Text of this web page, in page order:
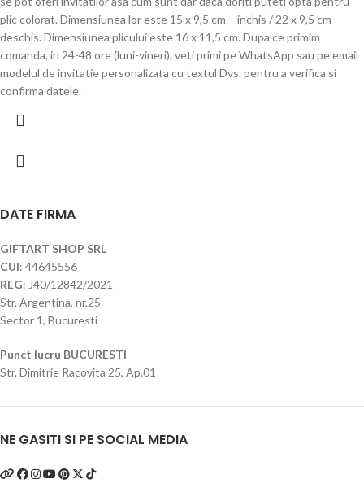
plic colorat. Dimensiunea lor este 15 x 9,5 cm – inchis / 22 x 9,5 cm
deschis. Dimensiunea plicului este 16 x 11,5 cm. Dupa ce primim
comanda, in 24-48 ore (luni-vineri), veti primi pe WhatsApp sau pe email
modelul de invitatie personalizata cu textul Dvs. pentru a verifica si
confirma datele.
DATE FIRMA
GIFTART SHOP SRL
CUI: 44645556
REG: J40/12842/2021
Str. Argentina, nr.25
Sector 1, Bucuresti
Punct lucru BUCURESTI
Str. Dimitrie Racovita 25, Ap.01
NE GASITI SI PE SOCIAL MEDIA